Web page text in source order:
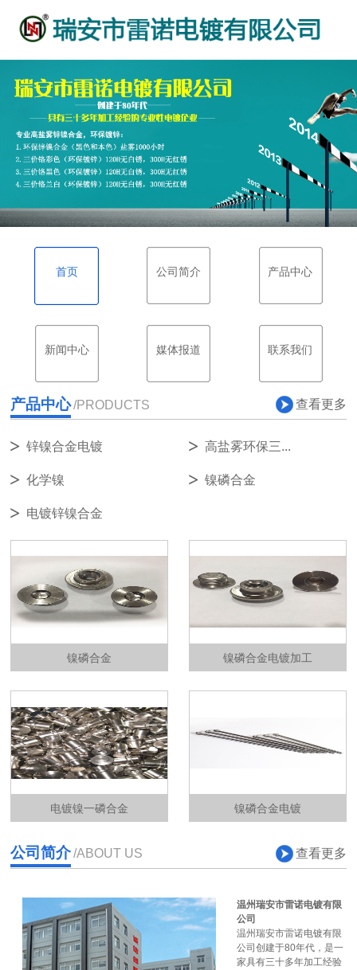
首页 公司简介 产品中心
新闻中心 媒体报道 联系我们
产品中心/PRODUCTS 查看更多
锌镍合金电镀 高盐雾环保三...
化学镍 镍磷合金
电镀锌镍合金
镍磷合金 镍磷合金电镀加工
电镀镍一磷合金 镍磷合金电镀
公司简介/ABOUT US 查看更多
温州瑞安市雷诺电镀有限
公司
温州瑞安市雷诺电镀有限
公司创建于80年代，是一
家具有三十多年加工经验